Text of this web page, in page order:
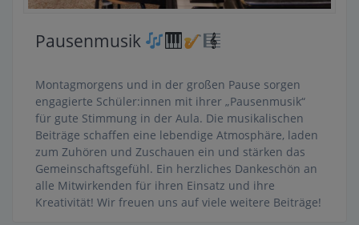
Pausenmusik
Montagmorgens und in der großen Pause sorgen
engagierte Schüler:innen mit ihrer „Pausenmusik“
für gute Stimmung in der Aula. Die musikalischen
Beiträge schaffen eine lebendige Atmosphäre, laden
zum Zuhören und Zuschauen ein und stärken das
Gemeinschaftsgefühl. Ein herzliches Dankeschön an
alle Mitwirkenden für ihren Einsatz und ihre
Kreativität! Wir freuen uns auf viele weitere Beiträge!